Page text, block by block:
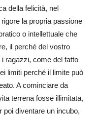
della felicità, nel
la propria passione
o intellettuale che
il perché del vostro
ragazzi, come del fatto
limiti perché il limite può
A cominciare da
terrena fosse illimitata,
poi diventare un incubo,